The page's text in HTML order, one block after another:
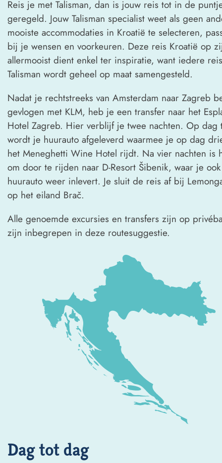
Reis je met Talisman, dan is jouw reis tot in de
geregeld. Jouw Talisman specialist weet als geen
mooiste accommodaties in Kroatië te selecteren,
bij je wensen en voorkeuren. Deze reis Kroatië op
allermooist dient enkel ter inspiratie, want iedere
Talisman wordt geheel op maat samengesteld.
Nadat je rechtstreeks van Amsterdam naar Zagreb
gevlogen met KLM, heb je een transfer naar het
Hotel Zagreb. Hier verblijf je twee nachten. Op dag
wordt je huurauto afgeleverd waarmee je op dag
het Meneghetti Wine Hotel rijdt. Na vier nachten is
om door te rijden naar D-Resort Šibenik, waar je
huurauto weer inlevert. Je sluit de reis af bij
op het eiland Brač.
Alle genoemde excursies en transfers zijn op
zijn inbegrepen in deze routesuggestie.
Dag tot dag